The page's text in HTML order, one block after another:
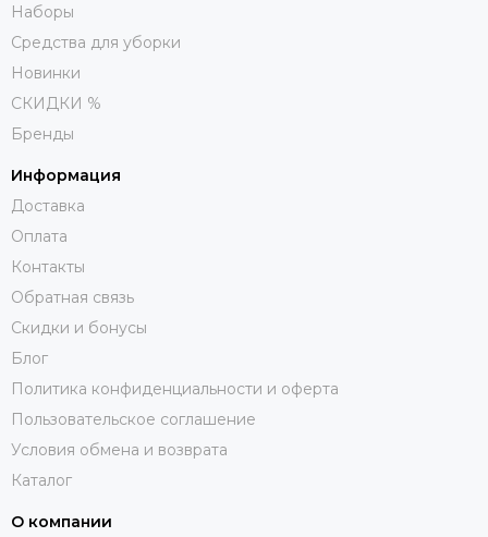
Наборы
Средства для уборки
Новинки
СКИДКИ %
Бренды
Информация
Доставка
Оплата
Контакты
Обратная связь
Скидки и бонусы
Блог
Политика конфиденциальности и оферта
Пользовательское соглашение
Условия обмена и возврата
Каталог
О компании